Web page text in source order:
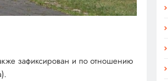
зафиксирован и по отношению